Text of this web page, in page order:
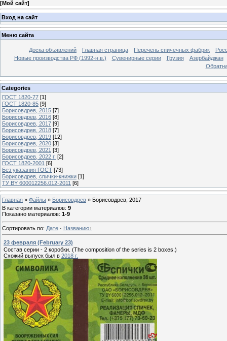
[Мой сайт]
Вход на сайт
Меню сайта
Доска объявлений Главная страница Перечень спичечных фабрик
Новые производства РФ (1992-н.в.)
Сувенирные серии Грузия
Азербайджан
Categories
ГОСТ 1820-77 [1]
ГОСТ 1820-85 [9]
Борисовдрев, 2015 [7]
Борисовдрев, 2016 [8]
Борисовдрев, 2017 [9]
Борисовдрев, 2018 [7]
Борисовдрев, 2019 [12]
Борисовдрев, 2020 [3]
Борисовдрев, 2021 [3]
Борисовдрев, 2022 г. [2]
ГОСТ 1820-2001 [6]
Без указания ГОСТ [73]
Борисовдрев, спички-книжки [1]
ТУ BY 600012256.012-2011 [6]
Главная » Файлы » Борисовдрев » Борисовдрев, 2017
В категории материалов: 9
Показано материалов: 1-9
Сортировать по: Дате · Названию
23 февраля (February 23)
Состав серии - 2 коробки. (The composition of the series is 2 boxes.)
Схожий выпуск был в 2018 г.